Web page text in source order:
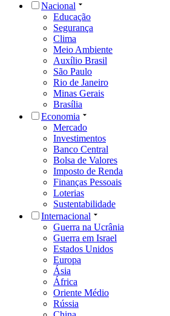
Nacional
Educação
Segurança
Clima
Meio Ambiente
Auxílio Brasil
São Paulo
Rio de Janeiro
Minas Gerais
Brasília
Economia
Mercado
Investimentos
Banco Central
Bolsa de Valores
Imposto de Renda
Finanças Pessoais
Loterias
Sustentabilidade
Internacional
Guerra na Ucrânia
Guerra em Israel
Estados Unidos
Europa
Ásia
África
Oriente Médio
Rússia